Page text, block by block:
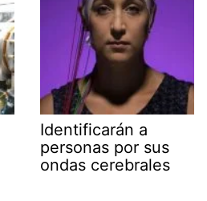
Identificarán a
personas por sus
ondas cerebrales